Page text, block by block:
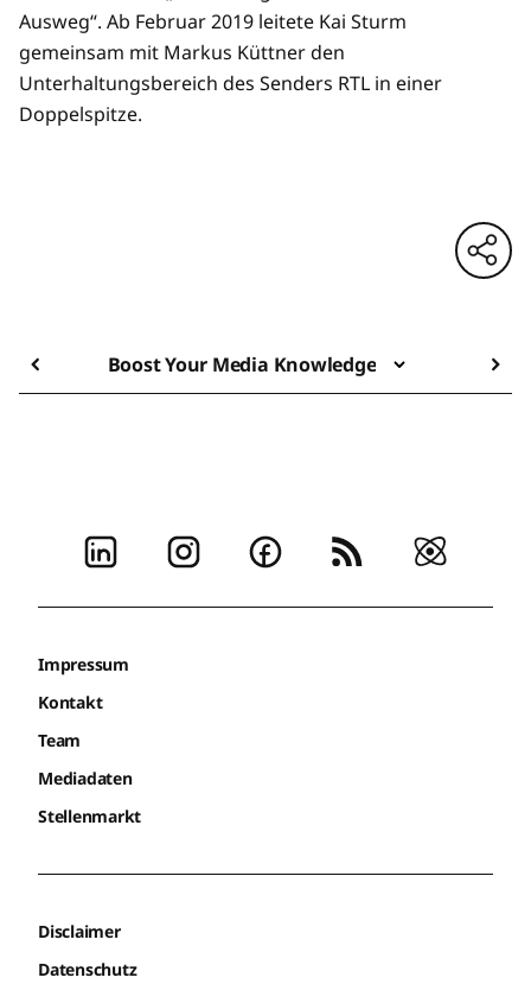
Ausweg“. Ab Februar 2019 leitete Kai Sturm
gemeinsam mit Markus Küttner den
Unterhaltungsbereich des Senders RTL in einer
Doppelspitze.
Boost Your Media Knowledge
Impressum
Kontakt
Team
Mediadaten
Stellenmarkt
Disclaimer
Datenschutz